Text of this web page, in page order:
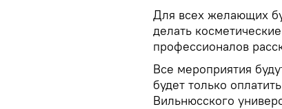
Для всех желающих
делать
профессионалов
Все мероприятия
будет только
Вильнюсского